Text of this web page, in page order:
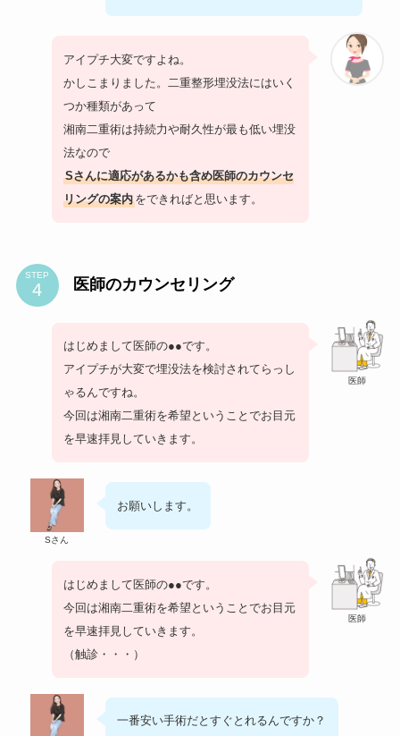
アイプチ大変ですよね。
かしこまりました。二重整形埋没法にはいく
つか種類があって
湘南二重術は持続力や耐久性が最も低い埋没
法なので
Sさんに適応があるかも含め医師のカウンセ
リングの案内をできればと思います。
STEP
医師のカウンセリング
医師
はじめまして医師の●●です。
アイプチが大変で埋没法を検討されてらっし
ゃるんですね。
今回は湘南二重術を希望ということでお目元
を早速拝見していきます。
Sさん
お願いします。
医師
はじめまして医師の●●です。
今回は湘南二重術を希望ということでお目元
を早速拝見していきます。
（触診・・・）
一番安い手術だとすぐとれるんですか？